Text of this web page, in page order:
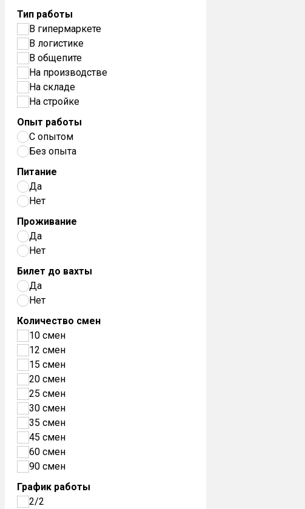
Тип работы
В гипермаркете
В логистике
В общепите
На производстве
На складе
На стройке
Опыт работы
С опытом
Без опыта
Питание
Да
Нет
Проживание
Да
Нет
Билет до вахты
Да
Нет
Количество смен
10 смен
12 смен
15 смен
20 смен
25 смен
30 смен
35 смен
45 смен
60 смен
90 смен
График работы
2/2